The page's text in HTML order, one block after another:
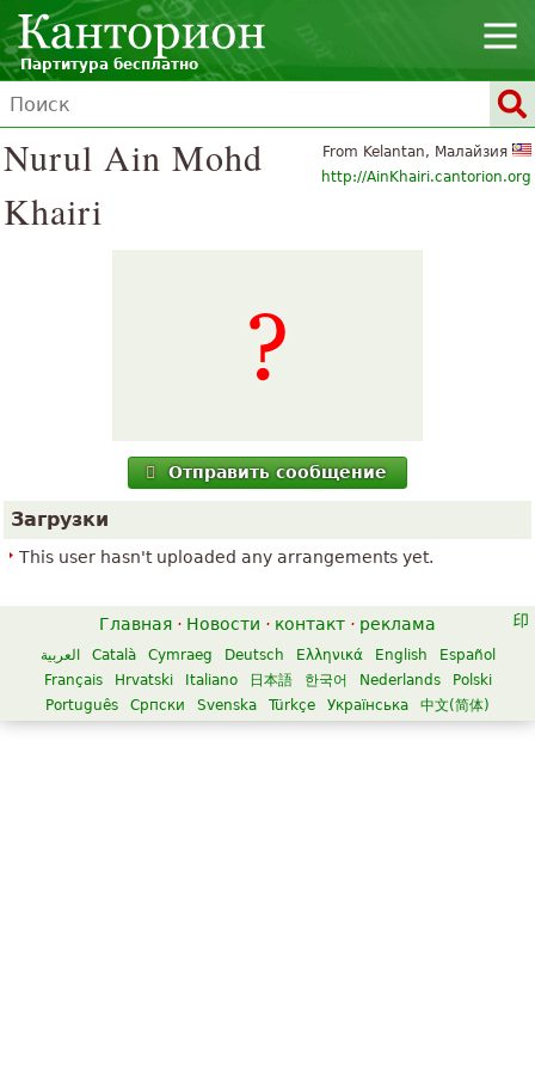
Партитура бесплатно
From Kelantan, Малайзия
http://AinKhairi.cantorion.org
Nurul Ain Mohd
Khairi
Отправить сообщение
Загрузки
This user hasn't uploaded any arrangements yet.
Главная · Новости · контакт · реклама
العربية Català Cymraeg Deutsch Ελληνικά English
Español
Français
Hrvatski Italiano 日本語 한국어 Nederlands
Polski
Português
Српски Svenska Türkçe Українська 中文(简体)